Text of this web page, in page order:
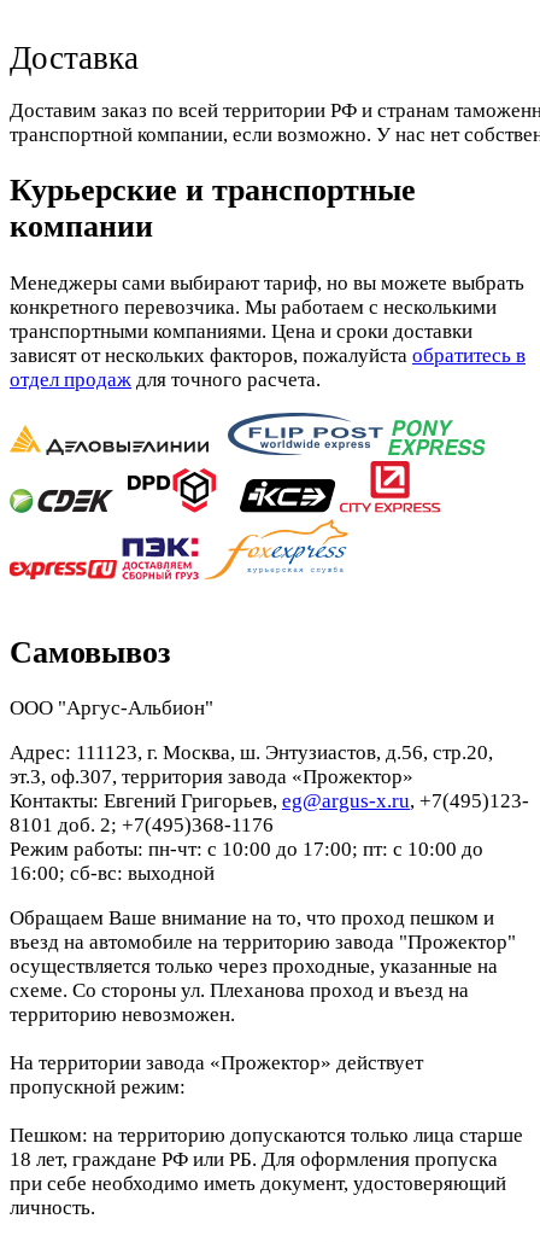
Доставка
Доставим заказ по всей территории РФ и странам
транспортной компании, если возможно. У нас нет
Курьерские и транспортные
компании
Менеджеры сами выбирают тариф, но вы можете выбрать
конкретного перевозчика. Мы работаем с несколькими
транспортными компаниями. Цена и сроки доставки
зависят от нескольких факторов, пожалуйста обратитесь в
отдел продаж для точного расчета.
Самовывоз
ООО "Аргус-Альбион"
Адрес: 111123, г. Москва, ш. Энтузиастов, д.56, стр.20,
эт.3, оф.307, территория завода «Прожектор»
Контакты: Евгений Григорьев, eg@argus-x.ru, +7(495)123-
8101 доб. 2; +7(495)368-1176
Режим работы: пн-чт: с 10:00 до 17:00; пт: с 10:00 до
16:00; сб-вс: выходной
Обращаем Ваше внимание на то, что проход пешком и
въезд на автомобиле на территорию завода "Прожектор"
осуществляется только через проходные, указанные на
схеме. Со стороны ул. Плеханова проход и въезд на
территорию невозможен.
На территории завода «Прожектор» действует
пропускной режим:
Пешком: на территорию допускаются только лица старше
18 лет, граждане РФ или РБ. Для оформления пропуска
при себе необходимо иметь документ, удостоверяющий
личность.